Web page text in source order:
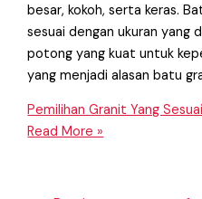
besar, kokoh, serta keras.
sesuai dengan ukuran yang
potong yang kuat untuk
yang menjadi alasan batu
Pemilihan Granit Yang
Read More »